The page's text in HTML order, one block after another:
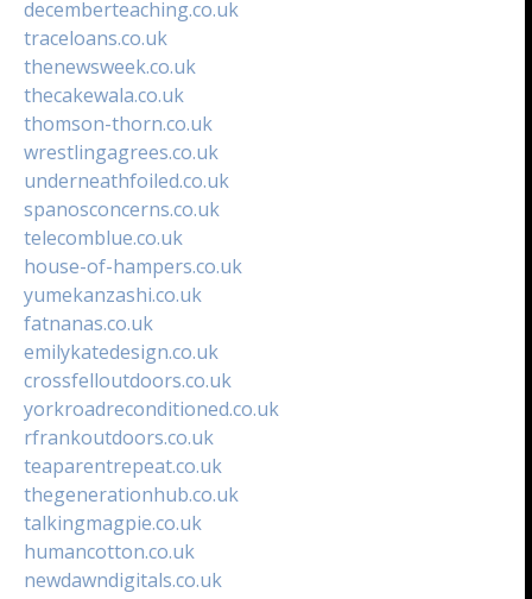
decemberteaching.co.uk
traceloans.co.uk
thenewsweek.co.uk
thecakewala.co.uk
thomson-thorn.co.uk
wrestlingagrees.co.uk
underneathfoiled.co.uk
spanosconcerns.co.uk
telecomblue.co.uk
house-of-hampers.co.uk
yumekanzashi.co.uk
fatnanas.co.uk
emilykatedesign.co.uk
crossfelloutdoors.co.uk
yorkroadreconditioned.co.uk
rfrankoutdoors.co.uk
teaparentrepeat.co.uk
thegenerationhub.co.uk
talkingmagpie.co.uk
humancotton.co.uk
newdawndigitals.co.uk